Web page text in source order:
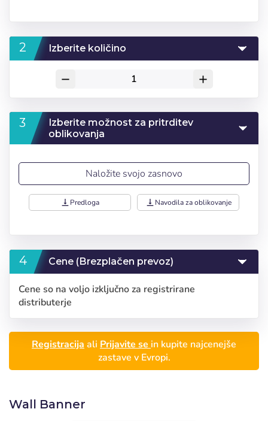
Izberite svoj jezik
Izberite količino
remove add
Izberite možnost za pritrditev
oblikovanja
Naložite svojo zasnovo
vertical_align_bottom Predloga vertical_align_bottom Navodila za oblikovanje
Cene (Brezplačen prevoz)
Cene so na voljo izključno za registrirane
distributerje
Registracija ali Prijavite se in kupite najcenejše
zastave v Evropi.
Wall Banner